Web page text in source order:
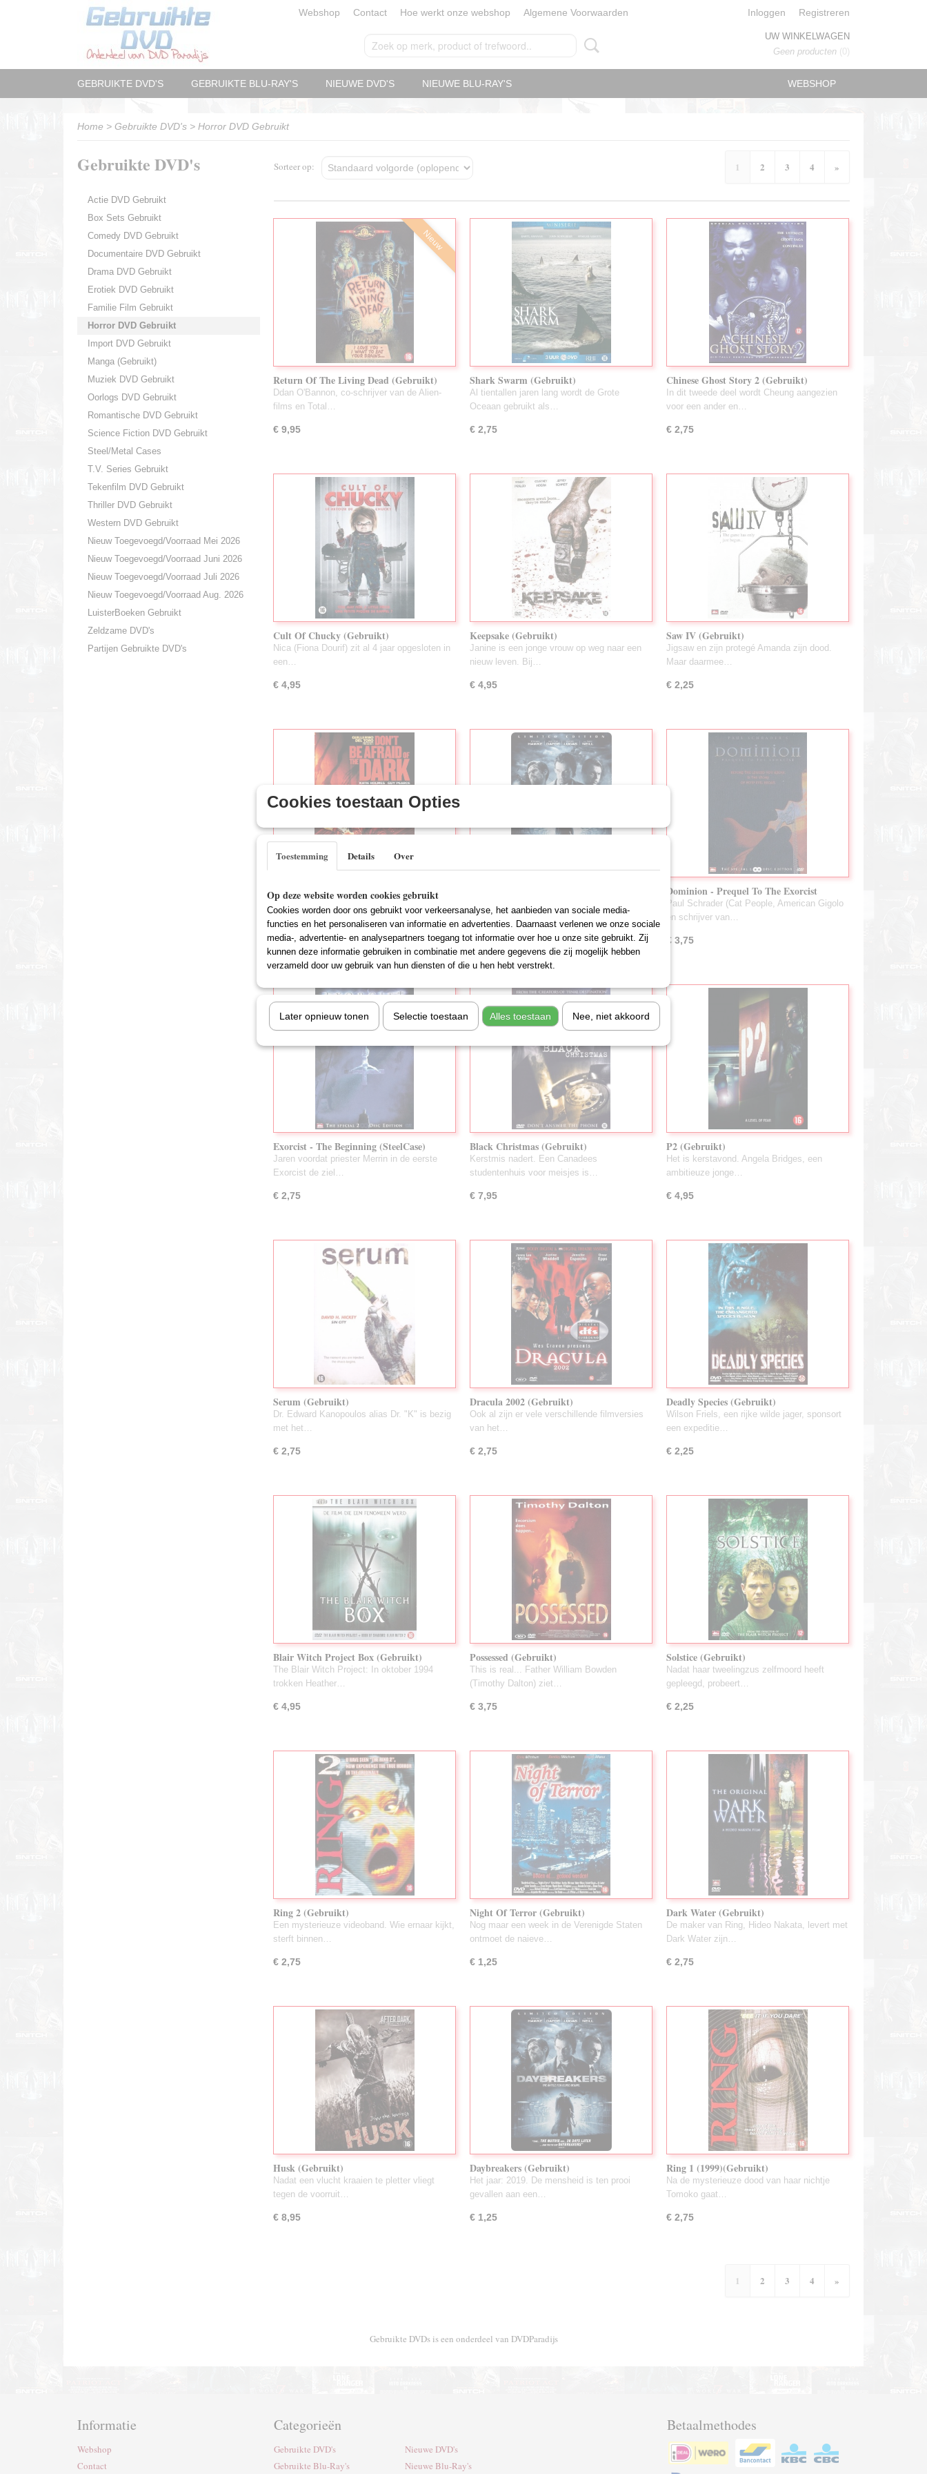
Webshop Contact Hoe werkt onze webshop Algemene Voorwaarden Inloggen Registreren
UW WINKELWAGEN
Geen producten (0)
WEBSHOP
GEBRUIKTE DVD'S GEBRUIKTE BLU-RAY'S NIEUWE DVD'S NIEUWE BLU-RAY'S
Home > Gebruikte DVD's > Horror DVD Gebruikt
Gebruikte DVD's
Actie DVD Gebruikt
Box Sets Gebruikt
Comedy DVD Gebruikt
Documentaire DVD Gebruikt
Drama DVD Gebruikt
Erotiek DVD Gebruikt
Familie Film Gebruikt
Horror DVD Gebruikt
Import DVD Gebruikt
Manga (Gebruikt)
Muziek DVD Gebruikt
Oorlogs DVD Gebruikt
Romantische DVD Gebruikt
Science Fiction DVD Gebruikt
Steel/Metal Cases
T.V. Series Gebruikt
Tekenfilm DVD Gebruikt
Thriller DVD Gebruikt
Western DVD Gebruikt
Nieuw Toegevoegd/Voorraad Mei 2026
Nieuw Toegevoegd/Voorraad Juni 2026
Nieuw Toegevoegd/Voorraad Juli 2026
Nieuw Toegevoegd/Voorraad Aug. 2026
LuisterBoeken Gebruikt
Zeldzame DVD's
Partijen Gebruikte DVD's
Sorteer op: 1 2 3 4 »
Nieuw
Return Of The Living Dead (Gebruikt)
Ddan O'Bannon, co-schrijver van de Alien-
films en Total…
€ 9,95
Shark Swarm (Gebruikt)
Al tientallen jaren lang wordt de Grote
Oceaan gebruikt als…
€ 2,75
Chinese Ghost Story 2 (Gebruikt)
In dit tweede deel wordt Cheung aangezien
voor een ander en…
€ 2,75
Cult Of Chucky (Gebruikt)
Nica (Fiona Dourif) zit al 4 jaar opgesloten in
een…
€ 4,95
Keepsake (Gebruikt)
Janine is een jonge vrouw op weg naar een
nieuw leven. Bij…
€ 4,95
Saw IV (Gebruikt)
Jigsaw en zijn protegé Amanda zijn dood.
Maar daarmee…
€ 2,25
Don't Be Afraid Of The Dark (Gebruikt)
Architect Alex Hurst verhuist met zijn dochter
Sally en…
€ 3,75
gevallen aan een…
€ 2,75
Dominion - Prequel To The Exorcist
(SteelCase)(Gebruikt)
Paul Schrader (Cat People, American Gigolo
en schrijver van…
€ 3,75
Exorcist - The Beginning (SteelCase)
(Gebruikt)
Jaren voordat priester Merrin in de eerste
Exorcist de ziel…
€ 2,75
Black Christmas (Gebruikt)
Kerstmis nadert. Een Canadees
studentenhuis voor meisjes is…
€ 7,95
P2 (Gebruikt)
Het is kerstavond. Angela Bridges, een
ambitieuze jonge…
€ 4,95
Serum (Gebruikt)
Dr. Edward Kanopoulos alias Dr. "K" is bezig
met het…
€ 2,75
Dracula 2002 (Gebruikt)
Ook al zijn er vele verschillende filmversies
van het…
€ 2,75
Deadly Species (Gebruikt)
Wilson Friels, een rijke wilde jager, sponsort
een expeditie…
€ 2,25
Blair Witch Project Box (Gebruikt)
The Blair Witch Project: In oktober 1994
trokken Heather…
€ 4,95
Possessed (Gebruikt)
This is real... Father William Bowden
(Timothy Dalton) ziet…
€ 3,75
Solstice (Gebruikt)
Nadat haar tweelingzus zelfmoord heeft
gepleegd, probeert…
€ 2,25
Ring 2 (Gebruikt)
Een mysterieuze videoband. Wie ernaar kijkt,
sterft binnen…
€ 2,75
Night Of Terror (Gebruikt)
Nog maar een week in de Verenigde Staten
ontmoet de naieve…
€ 1,25
Dark Water (Gebruikt)
De maker van Ring, Hideo Nakata, levert met
Dark Water zijn…
€ 2,75
Husk (Gebruikt)
Nadat een vlucht kraaien te pletter vliegt
tegen de voorruit…
€ 8,95
Daybreakers (Gebruikt)
Het jaar: 2019. De mensheid is ten prooi
gevallen aan een…
€ 1,25
Ring 1 (1999)(Gebruikt)
Na de mysterieuze dood van haar nichtje
Tomoko gaat…
€ 2,75
1 2 3 4 »
Gebruikte DVDs is een onderdeel van DVDParadijs
Informatie
Webshop
Contact
Categorieën
Gebruikte DVD's
Gebruikte Blu-Ray's
Nieuwe DVD's
Nieuwe Blu-Ray's
Betaalmethodes
Cookies toestaan Opties
Toestemming Details Over
Op deze website worden cookies gebruikt
Cookies worden door ons gebruikt voor verkeersanalyse, het aanbieden van sociale media-
functies en het personaliseren van informatie en advertenties. Daarnaast verlenen we onze sociale
media-, advertentie- en analysepartners toegang tot informatie over hoe u onze site gebruikt. Zij
kunnen deze informatie gebruiken in combinatie met andere gegevens die zij mogelijk hebben
verzameld door uw gebruik van hun diensten of die u hen hebt verstrekt.
Later opnieuw tonen Selectie toestaan Alles toestaan Nee, niet akkoord